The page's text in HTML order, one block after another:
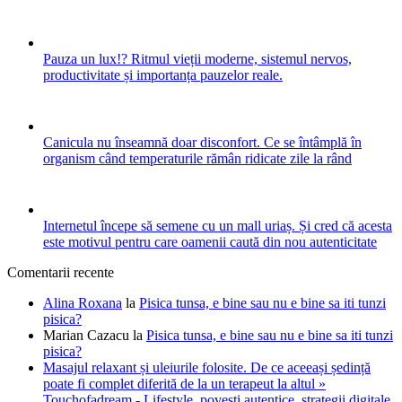
Pauza un lux!? Ritmul vieții moderne, sistemul nervos,
productivitate și importanța pauzelor reale.
Canicula nu înseamnă doar disconfort. Ce se întâmplă în
organism când temperaturile rămân ridicate zile la rând
Internetul începe să semene cu un mall uriaș. Și cred că acesta
este motivul pentru care oamenii caută din nou autenticitate
Comentarii recente
Alina Roxana la Pisica tunsa, e bine sau nu e bine sa iti tunzi
pisica?
Marian Cazacu la Pisica tunsa, e bine sau nu e bine sa iti tunzi
pisica?
Masajul relaxant și uleiurile folosite. De ce aceeași ședință
poate fi complet diferită de la un terapeut la altul »